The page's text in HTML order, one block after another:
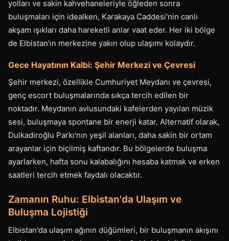
yolları ve sakin kahvehaneleriyle öğleden sonra
buluşmaları için idealken, Karakaya Caddesi'nin canlı
akşam ışıkları daha hareketli anlar vaat eder. Her iki bölge
de Elbistan'ın merkezine yakın olup ulaşımı kolaydır.
Gece Hayatının Kalbi: Şehir Merkezi ve Çevresi
Şehir merkezi, özellikle Cumhuriyet Meydanı ve çevresi,
genç escort buluşmalarında sıkça tercih edilen bir
noktadır. Meydanın avlusundaki kafelerden yayılan müzik
sesi, buluşmaya spontane bir enerji katar. Alternatif olarak,
Dulkadiroğlu Parkı'nın yeşil alanları, daha sakin bir ortam
arayanlar için biçilmiş kaftandır. Bu bölgelerde buluşma
ayarlarken, hafta sonu kalabalığını hesaba katmak ve erken
saatleri tercih etmek faydalı olacaktır.
Zamanın Ruhu: Elbistan'da Ulaşım ve
Buluşma Lojistiği
Elbistan'da ulaşım ağının düğümleri, bir buluşmanın akışını